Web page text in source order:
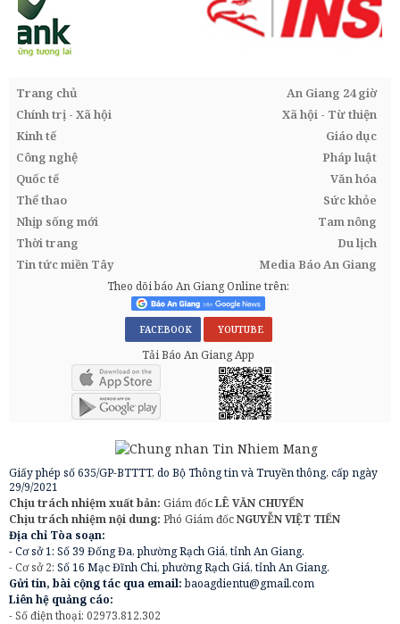
Trang chủ
An Giang 24 giờ
Chính trị - Xã hội
Xã hội - Từ thiện
Kinh tế
Giáo dục
Công nghệ
Pháp luật
Quốc tế
Văn hóa
Thể thao
Sức khỏe
Nhịp sống mới
Tam nông
Thời trang
Du lịch
Tin tức miền Tây
Media Báo An Giang
Theo dõi báo An Giang Online trên:
FACEBOOK YOUTUBE
Tải Báo An Giang App
Giấy phép số 635/GP-BTTTT, do Bộ Thông tin và Truyền thông, cấp ngày
29/9/2021
Chịu trách nhiệm xuất bản: Giám đốcLÊ VĂN CHUYỂN
Chịu trách nhiệm nội dung: Phó Giám đốcNGUYỄN VIỆT TIẾN
Địa chỉ Tòa soạn:
- Cơ sở 1: Số 39 Đống Đa, phường Rạch Giá, tỉnh An Giang.
- Cơ sở 2: Số 16 Mạc Đĩnh Chi, phường Rạch Giá, tỉnh An Giang.
Gửi tin, bài cộng tác qua email:baoagdientu@gmail.com
Liên hệ quảng cáo:
- Số điện thoại: 02973.812.302